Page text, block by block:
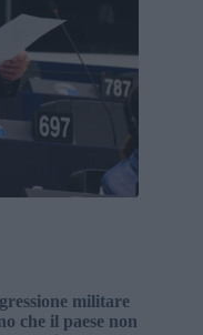
militare
che il paese non